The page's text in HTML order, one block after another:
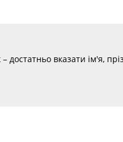
достатньо вказати ім'я,